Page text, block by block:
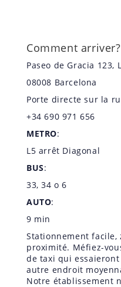
Comment arriver?
Paseo de Gracia 123,
08008 Barcelona
Porte directe sur la
+34 690 971 656
METRO:
L5 arrêt Diagonal
BUS:
33, 34 o 6
AUTO:
9 min
Stationnement facile,
proximité. Méfiez-
de taxi qui
autre endroit
Notre établissement